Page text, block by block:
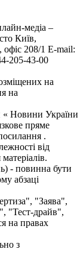
медіа –
Київ,
208/1 E-mail:
205-43-00
на
на
« Новини України
пряме
.
від
- повинна бути
абзаці
"Заява",
"Тест-драйв",
на правах
з